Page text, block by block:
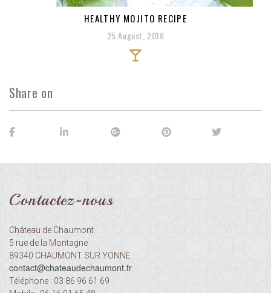
HEALTHY MOJITO RECIPE
25 August, 2016
Share on
Contactez-nous
Château de Chaumont
5 rue de la Montagne
89340 CHAUMONT SUR YONNE
contact@chateaudechaumont.fr​​​​​​​
Téléphone : 03 86 96 61 69